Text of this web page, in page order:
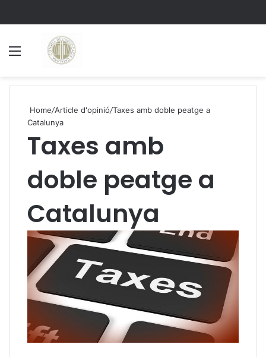
Home/Article d'opinió/Taxes amb doble peatge a
Catalunya
Taxes amb
doble peatge a
Catalunya